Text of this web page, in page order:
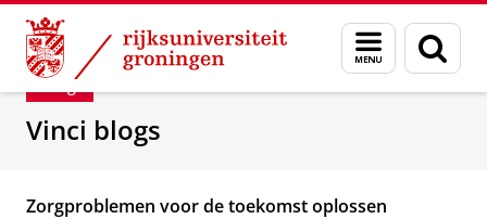
Skip
Content
Skip
Navigation
Menu
en
zoeken
Department of Innovation Management &
Blog
Vinci blogs
Zorgproblemen voor de toekomst oplossen